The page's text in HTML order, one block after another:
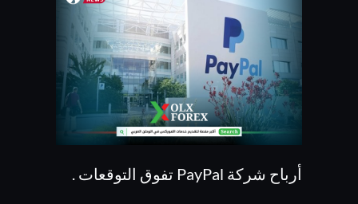
أرباح شركة PayPal تفوق التوقعات .